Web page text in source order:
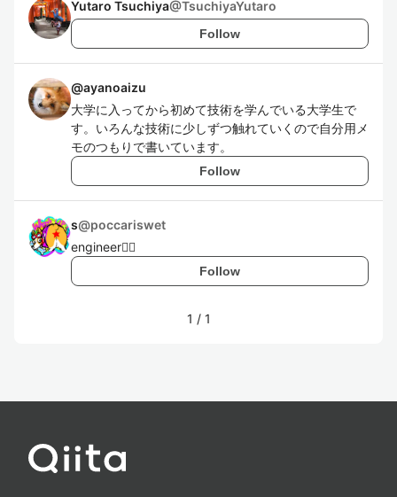
Yutaro Tsuchiya@TsuchiyaYutaro
Follow
@ayanoaizu
大学に入ってから初めて技術を学んでいる大学生で
す。いろんな技術に少しずつ触れていくので自分用メ
モのつもりで書いています。
Follow
s@poccariswet
engineer🏃‍♂️
Follow
1 / 1